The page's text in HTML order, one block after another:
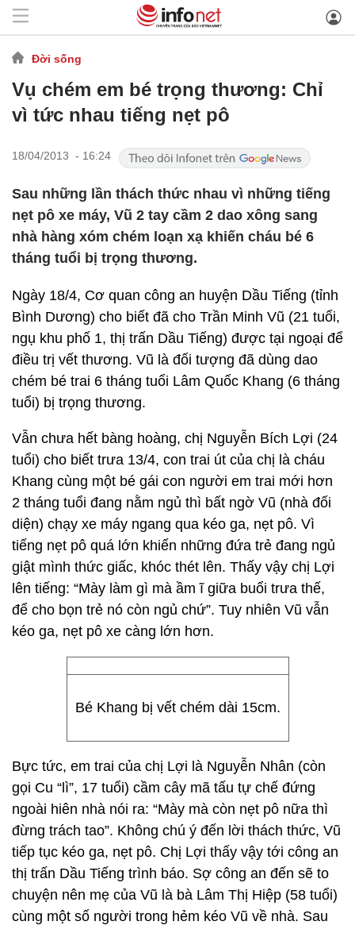
Đời sống
Vụ chém em bé trọng thương: Chỉ
vì tức nhau tiếng nẹt pô
18/04/2013 - 16:24
Sau những lần thách thức nhau vì những tiếng
nẹt pô xe máy, Vũ 2 tay cầm 2 dao xông sang
nhà hàng xóm chém loạn xạ khiến cháu bé 6
tháng tuổi bị trọng thương.
Ngày 18/4, Cơ quan công an huyện Dầu Tiếng (tỉnh
Bình Dương) cho biết đã cho Trần Minh Vũ (21 tuổi,
ngụ khu phố 1, thị trấn Dầu Tiếng) được tại ngoại để
điều trị vết thương. Vũ là đối tượng đã dùng dao
chém bé trai 6 tháng tuổi Lâm Quốc Khang (6 tháng
tuổi) bị trọng thương.
Vẫn chưa hết bàng hoàng, chị Nguyễn Bích Lợi (24
tuổi) cho biết trưa 13/4, con trai út của chị là cháu
Khang cùng một bé gái con người em trai mới hơn
2 tháng tuổi đang nằm ngủ thì bất ngờ Vũ (nhà đối
diện) chạy xe máy ngang qua kéo ga, nẹt pô. Vì
tiếng nẹt pô quá lớn khiến những đứa trẻ đang ngủ
giật mình thức giấc, khóc thét lên. Thấy vậy chị Lợi
lên tiếng: “Mày làm gì mà ầm ĩ giữa buổi trưa thế,
để cho bọn trẻ nó còn ngủ chứ”. Tuy nhiên Vũ vẫn
kéo ga, nẹt pô xe càng lớn hơn.
Bé Khang bị vết chém dài 15cm.
Bực tức, em trai của chị Lợi là Nguyễn Nhân (còn
gọi Cu “lì”, 17 tuổi) cầm cây mã tấu tự chế đứng
ngoài hiên nhà nói ra: “Mày mà còn nẹt pô nữa thì
đừng trách tao”. Không chú ý đến lời thách thức, Vũ
tiếp tục kéo ga, nẹt pô. Chị Lợi thấy vậy tới công an
thị trấn Dầu Tiếng trình báo. Sợ công an đến sẽ to
chuyện nên mẹ của Vũ là bà Lâm Thị Hiệp (58 tuổi)
cùng một số người trong hẻm kéo Vũ về nhà. Sau